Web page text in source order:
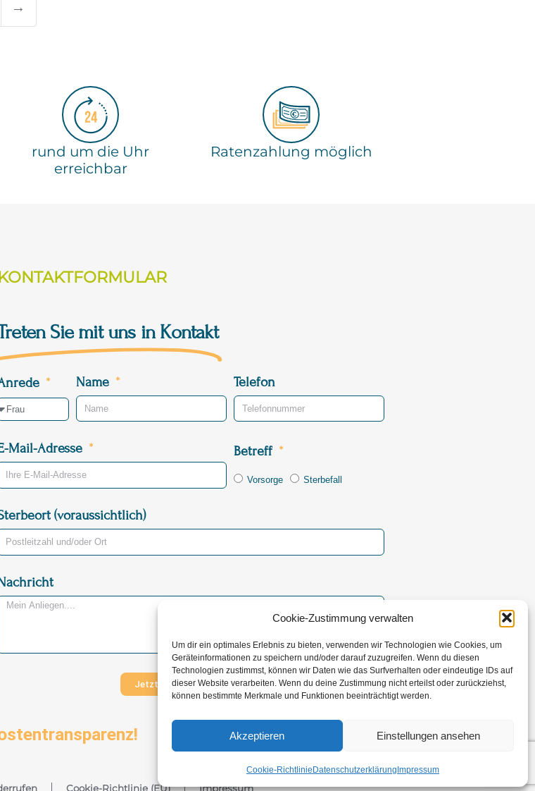
Cookie-Zustimmung verwalten
Um dir ein optimales Erlebnis zu bieten, verwenden wir Technologien wie Cookies, um
Geräteinformationen zu speichern und/oder darauf zuzugreifen. Wenn du diesen
Technologien zustimmst, können wir Daten wie das Surfverhalten oder eindeutige IDs auf
dieser Website verarbeiten. Wenn du deine Zustimmung nicht erteilst oder zurückziehst,
können bestimmte Merkmale und Funktionen beeinträchtigt werden.
Akzeptieren Einstellungen ansehen
Cookie-Richtlinie Datenschutzerklärung Impressum
→
rund um die Uhr
erreichbar
Ratenzahlung möglich
Sie mit uns in Kontakt
Name Telefon
Mail-Adresse Betreff
Vorsorge Sterbefall
(voraussichtlich)
Jetzt Nachricht versenden
Cookie-Richtlinie (EU) Impressum